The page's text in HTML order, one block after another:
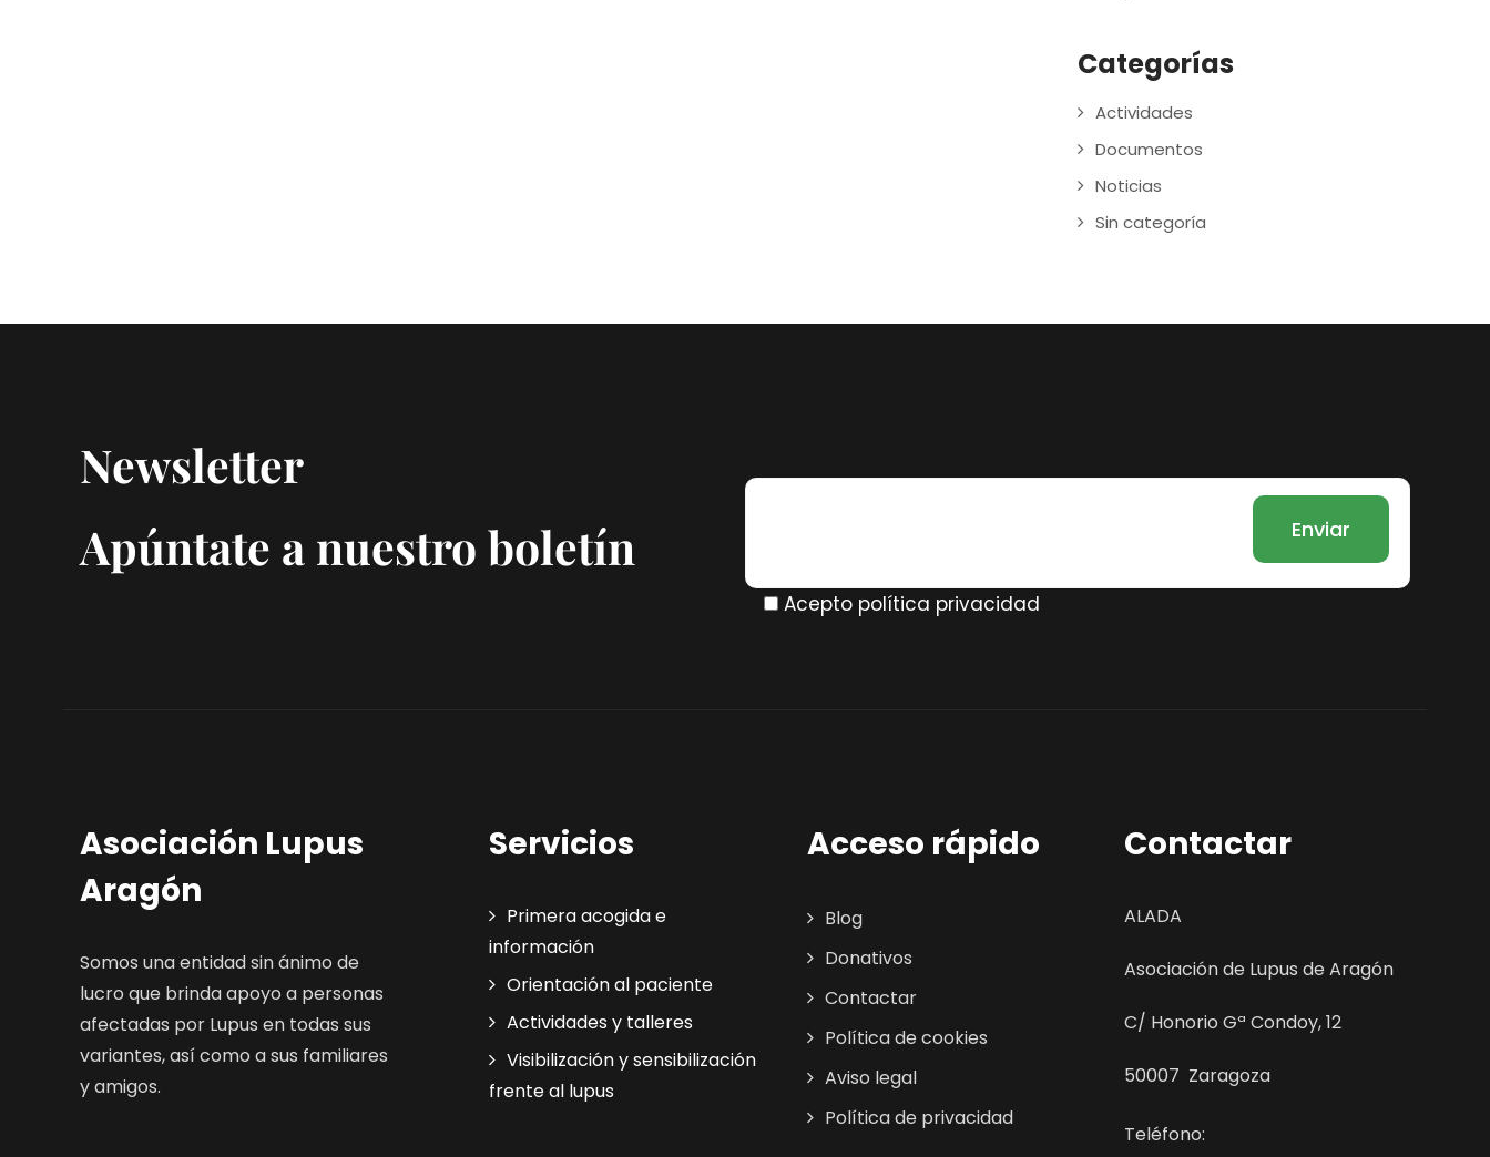
Categorías
Actividades
Documentos
Noticias
Sin categoría
Newsletter
Apúntate a nuestro boletín
Acepto política privacidad
Asociación Lupus
Aragón
Somos una entidad sin ánimo de
lucro que brinda apoyo a personas
afectadas por Lupus en todas sus
variantes, así como a sus familiares
y amigos.
Servicios
Primera acogida e
información
Orientación al paciente
Actividades y talleres
Visibilización y sensibilización
frente al lupus
Acceso rápido
Blog
Donativos
Contactar
Política de cookies
Aviso legal
Política de privacidad
Contactar
ALADA
Asociación de Lupus de Aragón
C/ Honorio Gª Condoy, 12
50007 Zaragoza
Teléfono: